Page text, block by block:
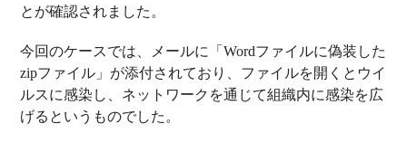
とが確認されました。
今回のケースでは、メールに「Wordファイルに偽装した
zipファイル」が添付されており、ファイルを開くとウイ
ルスに感染し、ネットワークを通じて組織内に感染を広
げるというものでした。